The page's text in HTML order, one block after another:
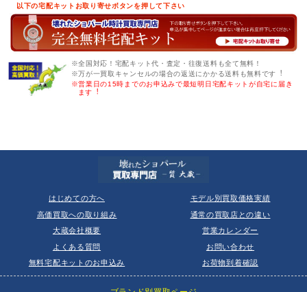
以下の宅配キットお取り寄せボタンを押して下さい
※全国対応！宅配キット代・査定・往復送料も全て無料！
※万が一買取キャンセルの場合の返送にかかる送料も無料です︕
※営業日の15時までのお申込みで最短明日宅配キットが自宅に届き
ます︕
はじめての方へ
モデル別買取価格実績
高価買取への取り組み
通常の買取店との違い
大蔵会社概要
営業カレンダー
よくある質問
お問い合わせ
無料宅配キットのお申込み
お荷物到着確認